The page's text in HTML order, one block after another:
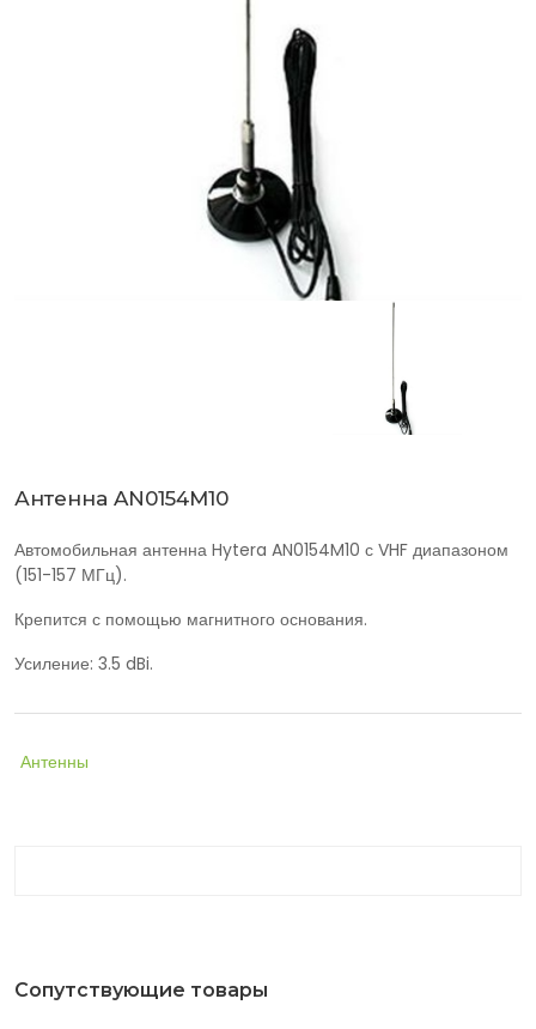
Антенна AN0154M10
Автомобильная антенна Hytera AN0154M10 с VHF диапазоном
(151-157 МГц).
Крепится с помощью магнитного основания.
Усиление: 3.5 dBi.
Антенны
Сопутствующие товары